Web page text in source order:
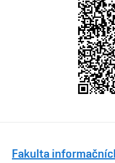
Fakulta